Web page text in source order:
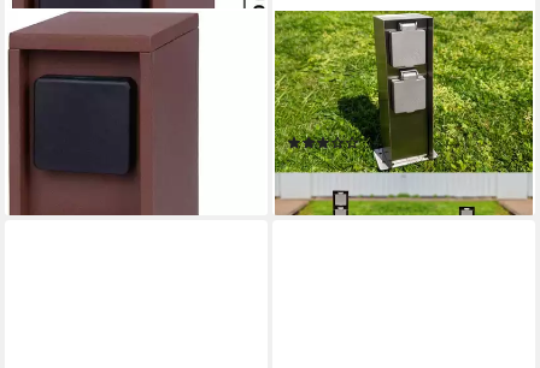
DIE BOLD GMBH
Gartensteckdose Bold Pado
64,99 €
UVP79,90 €
DIE BOLD GMBH
Gartensteckdose Cuneo,
Erdspieß für Stromsäulen von
BOLD und anderen Marken
(1)
15,90 €
lieferbar - in 2-3 Werktagen bei dir